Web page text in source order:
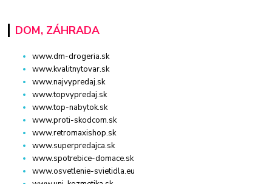
DOM, ZÁHRADA
www.dm-drogeria.sk
www.kvalitnytovar.sk
www.najvypredaj.sk
www.topvypredaj.sk
www.top-nabytok.sk
www.proti-skodcom.sk
www.retromaxishop.sk
www.superpredajca.sk
www.spotrebice-domace.sk
www.osvetlenie-svietidla.eu